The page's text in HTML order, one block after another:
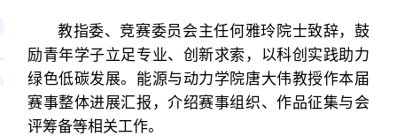
教指委、竞赛委员会主任何雅玲院士致辞，鼓
励青年学子立足专业、创新求索，以科创实践助力
绿色低碳发展。能源与动力学院唐大伟教授作本届
赛事整体进展汇报，介绍赛事组织、作品征集与会
评筹备等相关工作。